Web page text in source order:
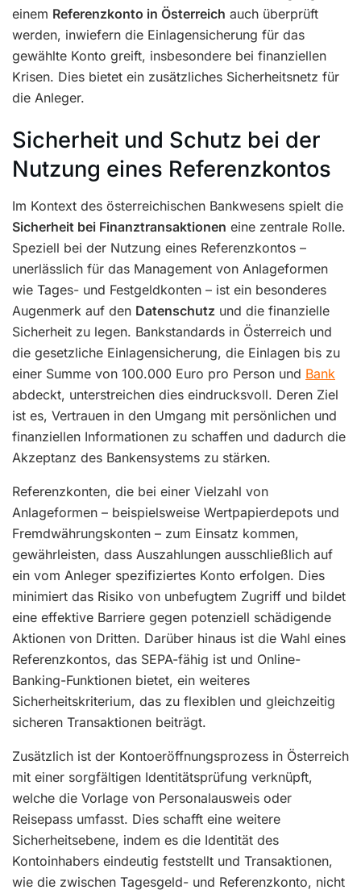
einem Referenzkonto in Österreich auch überprüft
werden, inwiefern die Einlagensicherung für das
gewählte Konto greift, insbesondere bei finanziellen
Krisen. Dies bietet ein zusätzliches Sicherheitsnetz für
die Anleger.
Sicherheit und Schutz bei der
Nutzung eines Referenzkontos
Im Kontext des österreichischen Bankwesens spielt die
Sicherheit bei Finanztransaktionen eine zentrale Rolle.
Speziell bei der Nutzung eines Referenzkontos –
unerlässlich für das Management von Anlageformen
wie Tages- und Festgeldkonten – ist ein besonderes
Augenmerk auf den Datenschutz und die finanzielle
Sicherheit zu legen. Bankstandards in Österreich und
die gesetzliche Einlagensicherung, die Einlagen bis zu
einer Summe von 100.000 Euro pro Person und Bank
abdeckt, unterstreichen dies eindrucksvoll. Deren Ziel
ist es, Vertrauen in den Umgang mit persönlichen und
finanziellen Informationen zu schaffen und dadurch die
Akzeptanz des Bankensystems zu stärken.
Referenzkonten, die bei einer Vielzahl von
Anlageformen – beispielsweise Wertpapierdepots und
Fremdwährungskonten – zum Einsatz kommen,
gewährleisten, dass Auszahlungen ausschließlich auf
ein vom Anleger spezifiziertes Konto erfolgen. Dies
minimiert das Risiko von unbefugtem Zugriff und bildet
eine effektive Barriere gegen potenziell schädigende
Aktionen von Dritten. Darüber hinaus ist die Wahl eines
Referenzkontos, das SEPA-fähig ist und Online-
Banking-Funktionen bietet, ein weiteres
Sicherheitskriterium, das zu flexiblen und gleichzeitig
sicheren Transaktionen beiträgt.
Zusätzlich ist der Kontoeröffnungsprozess in Österreich
mit einer sorgfältigen Identitätsprüfung verknüpft,
welche die Vorlage von Personalausweis oder
Reisepass umfasst. Dies schafft eine weitere
Sicherheitsebene, indem es die Identität des
Kontoinhabers eindeutig feststellt und Transaktionen,
wie die zwischen Tagesgeld- und Referenzkonto, nicht